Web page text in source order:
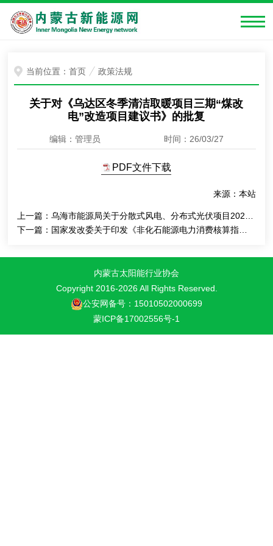
当前位置：首页 政策法规
关于对《乌达区冬季清洁取暖项目三期“煤改
电”改造项目建议书》的批复
编辑：管理员 时间：26/03/27
PDF文件下载
来源：本站
上一篇：
下一篇：
内蒙古太阳能行业协会
Copyright 2016-2026 All Rights Reserved.
公安网备号：15010502000699
蒙ICP备17002556号-1